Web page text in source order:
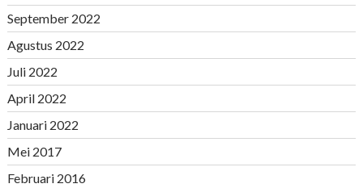
September 2022
Agustus 2022
Juli 2022
April 2022
Januari 2022
Mei 2017
Februari 2016